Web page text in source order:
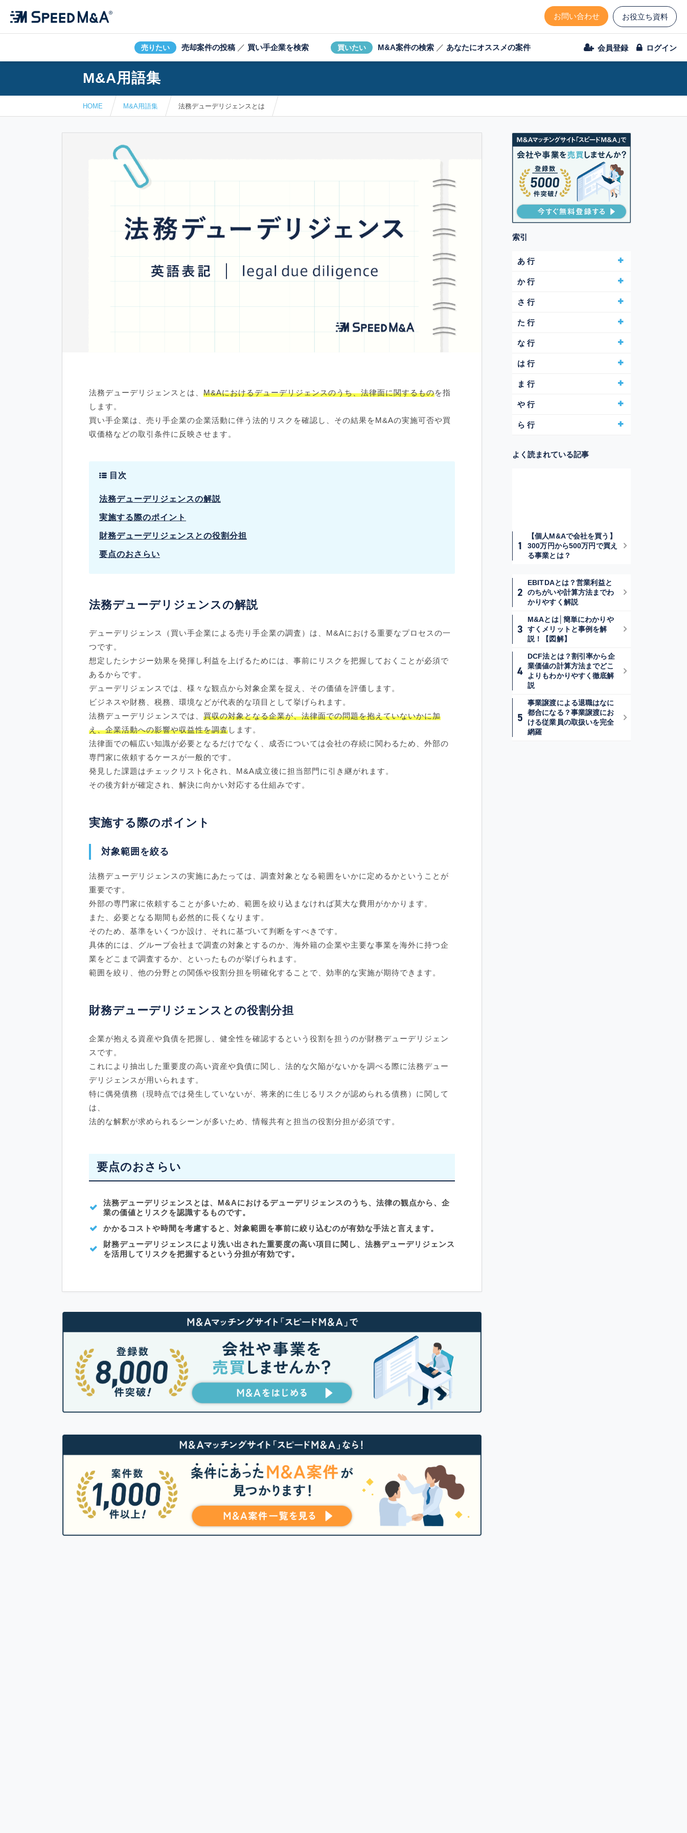
お問い合わせ お役立ち資料
売りたい 売却案件の投稿 ／ 買い手企業を検索 買いたい M&A案件の検索 ／ あなたにオススメの案件 会員登録 ログイン
M&A用語集
HOME M&A用語集 法務デューデリジェンスとは
法務デューデリジェンスとは、 M&Aにおけるデューデリジェンスのうち、法律面に関するものを指
します。
買い手企業は、売り手企業の企業活動に伴う法的リスクを確認し、その結果をM&Aの実施可否や買
収価格などの取引条件に反映させます。
目次
法務デューデリジェンスの解説
実施する際のポイント
財務デューデリジェンスとの役割分担
要点のおさらい
法務デューデリジェンスの解説
デューデリジェンス（買い手企業による売り手企業の調査）は、M&Aにおける重要なプロセスの一
つです。
想定したシナジー効果を発揮し利益を上げるためには、事前にリスクを把握しておくことが必須で
あるからです。
デューデリジェンスでは、様々な観点から対象企業を捉え、その価値を評価します。
ビジネスや財務、税務、環境などが代表的な項目として挙げられます。
法務デューデリジェンスでは、 買収の対象となる企業が、法律面での問題を抱えていないかに加
え、企業活動への影響や収益性を調査します。
法律面での幅広い知識が必要となるだけでなく、成否については会社の存続に関わるため、外部の
専門家に依頼するケースが一般的です。
発見した課題はチェックリスト化され、M&A成立後に担当部門に引き継がれます。
その後方針が確定され、解決に向かい対応する仕組みです。
実施する際のポイント
対象範囲を絞る
法務デューデリジェンスの実施にあたっては、調査対象となる範囲をいかに定めるかということが
重要です。
外部の専門家に依頼することが多いため、範囲を絞り込まなければ莫大な費用がかかります。
また、必要となる期間も必然的に長くなります。
そのため、基準をいくつか設け、それに基づいて判断をすべきです。
具体的には、グループ会社まで調査の対象とするのか、海外籍の企業や主要な事業を海外に持つ企
業をどこまで調査するか、といったものが挙げられます。
範囲を絞り、他の分野との関係や役割分担を明確化することで、効率的な実施が期待できます。
財務デューデリジェンスとの役割分担
企業が抱える資産や負債を把握し、健全性を確認するという役割を担うのが財務デューデリジェン
スです。
これにより抽出した重要度の高い資産や負債に関し、法的な欠陥がないかを調べる際に法務デュー
デリジェンスが用いられます。
特に偶発債務（現時点では発生していないが、将来的に生じるリスクが認められる債務）に関して
は、
法的な解釈が求められるシーンが多いため、情報共有と担当の役割分担が必須です。
要点のおさらい
法務デューデリジェンスとは、M&Aにおけるデューデリジェンスのうち、法律の観点から、企
業の価値とリスクを認識するものです。
かかるコストや時間を考慮すると、対象範囲を事前に絞り込むのが有効な手法と言えます。
財務デューデリジェンスにより洗い出された重要度の高い項目に関し、法務デューデリジェンス
を活用してリスクを把握するという分担が有効です。
索引
あ 行
か 行
さ 行
た 行
な 行
は 行
ま 行
や 行
ら 行
よく読まれている記事
【個人M&Aで会社を買う】
300万円から500万円で買え
る事業とは？
EBITDAとは？営業利益と
のちがいや計算方法までわ
かりやすく解説
M&Aとは│簡単にわかりや
すくメリットと事例を解
説！【図解】
DCF法とは？割引率から企
業価値の計算方法までどこ
よりもわかりやすく徹底解
説
事業譲渡による退職はなに
都合になる？事業譲渡にお
ける従業員の取扱いを完全
網羅